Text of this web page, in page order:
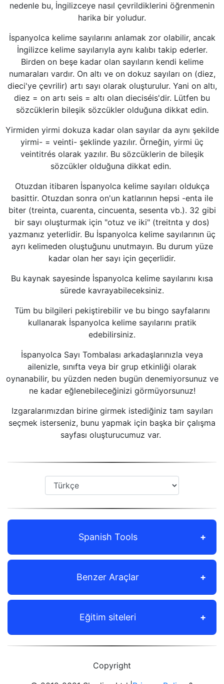
nedenle bu, İngilizceye nasıl çevrildiklerini öğrenmenin
harika bir yoludur.
İspanyolca kelime sayılarını anlamak zor olabilir, ancak
İngilizce kelime sayılarıyla aynı kalıbı takip ederler.
Birden on beşe kadar olan sayıların kendi kelime
numaraları vardır. On altı ve on dokuz sayıları on (diez,
dieci'ye çevrilir) artı sayı olarak oluşturulur. Yani on altı,
diez = on artı seis = altı olan dieciséis'dir. Lütfen bu
sözcüklerin bileşik sözcükler olduğuna dikkat edin.
Yirmiden yirmi dokuza kadar olan sayılar da aynı şekilde
yirmi- = veinti- şeklinde yazılır. Örneğin, yirmi üç
veintitrés olarak yazılır. Bu sözcüklerin de bileşik
sözcükler olduğuna dikkat edin.
Otuzdan itibaren İspanyolca kelime sayıları oldukça
basittir. Otuzdan sonra on'un katlarının hepsi -enta ile
biter (treinta, cuarenta, cincuenta, sesenta vb.). 32 gibi
bir sayı oluşturmak için "otuz ve iki" (treitnta y dos)
yazmanız yeterlidir. Bu İspanyolca kelime sayılarının üç
ayrı kelimeden oluştuğunu unutmayın. Bu durum yüze
kadar olan her sayı için geçerlidir.
Bu kaynak sayesinde İspanyolca kelime sayılarını kısa
sürede kavrayabileceksiniz.
Tüm bu bilgileri pekiştirebilir ve bu bingo sayfalarını
kullanarak İspanyolca kelime sayılarını pratik
edebilirsiniz.
İspanyolca Sayı Tombalası arkadaşlarınızla veya
ailenizle, sınıfta veya bir grup etkinliği olarak
oynanabilir, bu yüzden neden bugün denemiyorsunuz ve
ne kadar eğlenebileceğinizi görmüyorsunuz!
Izgaralarımızdan birine girmek istediğiniz tam sayıları
seçmek isterseniz, bunu yapmak için başka bir çalışma
sayfası oluşturucumuz var.
Spanish Tools
Benzer Araçlar
Eğitim siteleri
Copyright